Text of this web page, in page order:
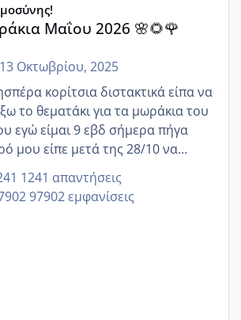
Μαΐου 2026 🌸🌻🌹
13 Οκτωβρίου, 2025
κορίτσια διστακτικά είπα να
το θεματάκι για τα μωράκια του
πήγα
μου είπε μετά της 28/10 να
ραντεβού για την αυχενική είναι
άλλη κοπέλα να γεννάει Μάιο ;;
1241 απαντήσεις
97902 εμφανίσεις